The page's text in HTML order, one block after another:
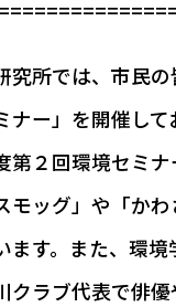
究所では、市民
ナー」を開催して
第２回環境セミナ
モッグ」や「か
ます。また、環
クラブ代表で俳